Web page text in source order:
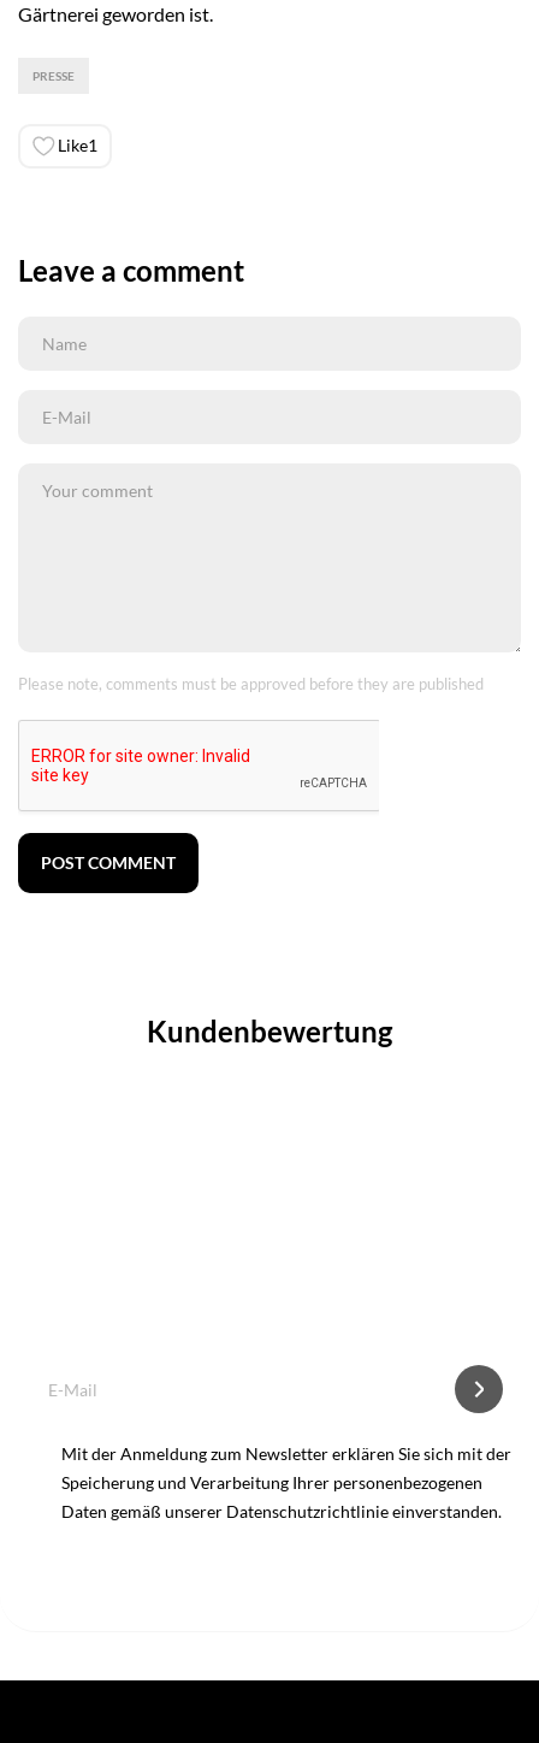
Gärtnerei geworden ist.
PRESSE
Like1
Leave a comment
Please note, comments must be approved before they are published
POST COMMENT
Kundenbewertung
Mit der Anmeldung zum Newsletter erklären Sie sich mit der
Speicherung und Verarbeitung Ihrer personenbezogenen
Daten gemäß unserer Datenschutzrichtlinie einverstanden.